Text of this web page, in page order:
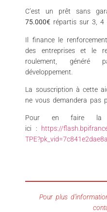
C’est un prêt sans
75.000€ répartis sur 3, 4
Il finance le
des entreprises et le
roulement,
développement.
La souscription à cette
ne vous demandera pas
Pour en faire la
ici : https://
Pour plus